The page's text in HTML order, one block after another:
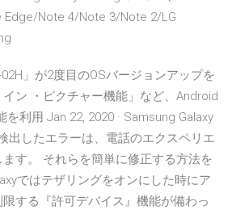
Edge/Note 4/Note 3/Note 2/LG
02H」が2度目のOSバージョンアップを
ン ・ピクチャー機能」など、Android
利用 Jan 22, 2020 · Samsung Galaxy
出したエラーは、電話のエクスペリエ
す。 それらを簡単に修正する方法を
ではテザリングをオンにした時にア
する『許可デバイス』機能が備わっ